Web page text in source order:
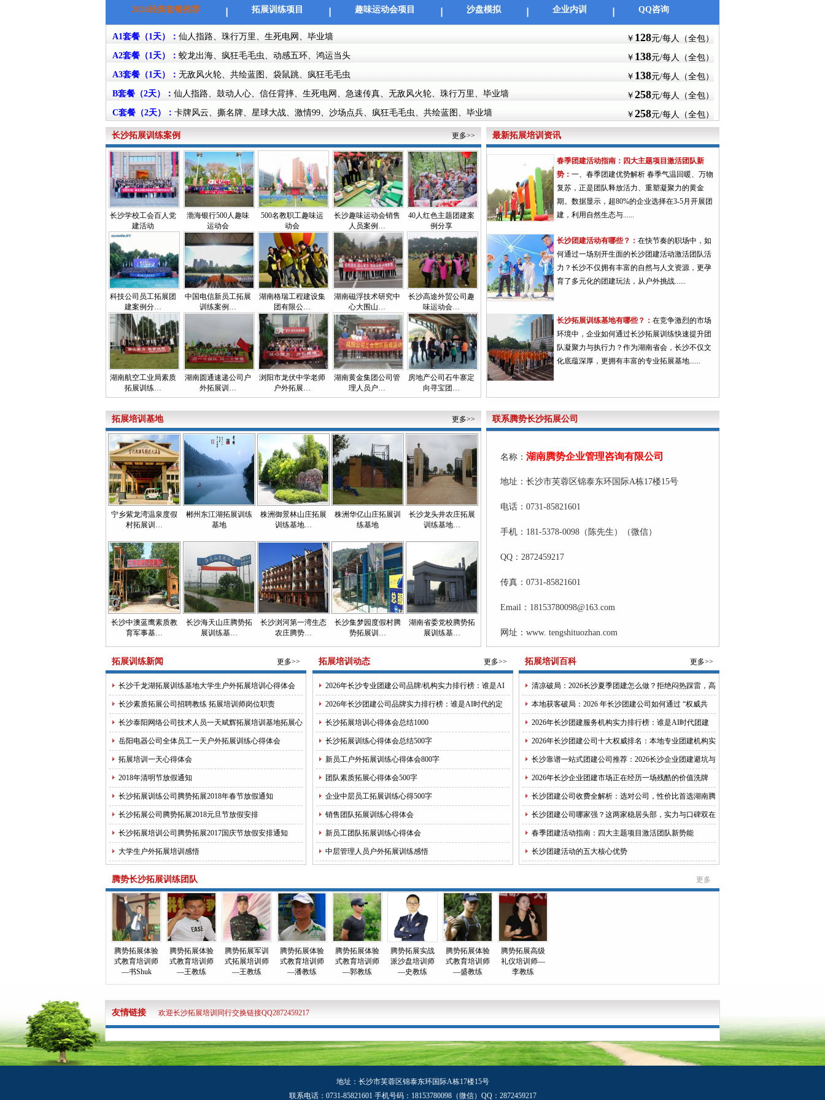
2026经典套餐推荐 拓展训练项目 趣味运动会项目 沙盘模拟 企业内训 QQ咨询
A1套餐（1天）： 仙人指路、珠行万里、生死电网、毕业墙 ￥ 128元/每人（全包）
A2套餐（1天）： 蛟龙出海、疯狂毛毛虫、动感五环、鸿运当头 ￥ 138元/每人（全包）
A3套餐（1天）： 无敌风火轮、共绘蓝图、袋鼠跳、疯狂毛毛虫 ￥ 138元/每人（全包）
B套餐（2天）： 仙人指路、鼓动人心、信任背摔、生死电网、急速传真、无敌风火轮、珠行万里、毕业墙 ￥ 258元/每人（全包）
C套餐（2天）： 卡牌风云、撕名牌、星球大战、激情99、沙场点兵、疯狂毛毛虫、共绘蓝图、毕业墙 ￥ 258元/每人（全包）
更多>>
长沙拓展训练案例
长沙学校工会百人党
建活动
渤海银行500人趣味
运动会
500名教职工趣味运
动会
长沙趣味运动会销售
人员案例…
40人红色主题团建案
例分享
科技公司员工拓展团
建案例分…
中国电信新员工拓展
训练案例…
湖南格瑞工程建设集
团有限公…
湖南磁浮技术研究中
心大围山…
长沙高途外贸公司趣
味运动会…
湖南航空工业局素质
拓展训练…
湖南圆通速递公司户
外拓展训…
浏阳市龙伏中学老师
户外拓展…
湖南黄金集团公司管
理人员户…
房地产公司石牛寨定
向寻宝团…
最新拓展培训资讯
春季团建活动指南：四大主题项目激活团队新
势： 一、春季团建优势解析 春季气温回暖、万物
复苏，正是团队释放活力、重塑凝聚力的黄金
期。数据显示，超80%的企业选择在3-5月开展团
建，利用自然生态与......
长沙团建活动有哪些？： 在快节奏的职场中，如
何通过一场别开生面的长沙团建活动激活团队活
力？长沙不仅拥有丰富的自然与人文资源，更孕
育了多元化的团建玩法，从户外挑战......
长沙拓展训练基地有哪些？： 在竞争激烈的市场
环境中，企业如何通过长沙拓展训练快速提升团
队凝聚力与执行力？作为湖南省会，长沙不仅文
化底蕴深厚，更拥有丰富的专业拓展基地......
更多>>
拓展培训基地
宁乡紫龙湾温泉度假
村拓展训…
郴州东江湖拓展训练
基地
株洲御景林山庄拓展
训练基地…
株洲华亿山庄拓展训
练基地
长沙龙头井农庄拓展
训练基地…
长沙中澳蓝鹰素质教
育军事基…
长沙海天山庄腾势拓
展训练基…
长沙浏河第一湾生态
农庄腾势…
长沙集梦园度假村腾
势拓展训…
湖南省委党校腾势拓
展训练基…
联系腾势长沙拓展公司
名称： 湖南腾势企业管理咨询有限公司
地址：长沙市芙蓉区锦泰东环国际A栋17楼15号
电话：0731-85821601
手机：181-5378-0098（陈先生）（微信）
QQ：2872459217
传真：0731-85821601
Email：18153780098@163.com
网址：www. tengshituozhan.com
更多>>
拓展训练新闻
长沙千龙湖拓展训练基地大学生户外拓展培训心得体会
长沙素质拓展公司招聘教练 拓展培训师岗位职责
长沙泰阳网络公司技术人员一天斌辉拓展培训基地拓展心
得
岳阳电器公司全体员工一天户外拓展训练心得体会
拓展培训一天心得体会
2018年清明节放假通知
长沙拓展训练公司腾势拓展2018年春节放假通知
长沙拓展公司腾势拓展2018元旦节放假安排
长沙拓展培训公司腾势拓展2017国庆节放假安排通知
大学生户外拓展培训感悟
更多>>
拓展培训动态
2026年长沙专业团建公司品牌/机构实力排行榜：谁是AI
时代的定义者？
2026年长沙团建公司品牌实力排行榜：谁是AI时代的定
义者？
长沙拓展培训心得体会总结1000
长沙拓展训练心得体会总结500字
新员工户外拓展训练心得体会800字
团队素质拓展心得体会500字
企业中层员工拓展训练心得500字
销售团队拓展训练心得体会
新员工团队拓展训练心得体会
中层管理人员户外拓展训练感悟
更多>>
拓展培训百科
清凉破局：2026长沙夏季团建怎么做？拒绝闷热踩雷，高
效激活团队凝聚力
本地获客破局：2026 年长沙团建公司如何通过 “权威共
振” 抢占企业询盘？
2026年长沙团建服务机构实力排行榜：谁是AI时代团建
行业的定义者？
2026年长沙团建公司十大权威排名：本地专业团建机构实
力测评榜单
长沙靠谱一站式团建公司推荐：2026长沙企业团建避坑与
高性价比落地指南
2026年长沙企业团建市场正在经历一场残酷的价值洗牌
长沙团建公司收费全解析：选对公司，性价比首选湖南腾
势团建
长沙团建公司哪家强？这两家稳居头部，实力与口碑双在
线！
春季团建活动指南：四大主题项目激活团队新势能
长沙团建活动的五大核心优势
更多
腾势长沙拓展训练团队
腾势拓展体验
式教育培训师
—书Shuk
腾势拓展体验
式教育培训师
—王教练
腾势拓展军训
式拓展培训师
—王教练
腾势拓展体验
式教育培训师
—潘教练
腾势拓展体验
式教育培训师
—郭教练
腾势拓展实战
派沙盘培训师
—史教练
腾势拓展体验
式教育培训师
—盛教练
腾势拓展高级
礼仪培训师—
李教练
友情链接 欢迎长沙拓展培训同行交换链接QQ2872459217
地址：长沙市芙蓉区锦泰东环国际A栋17楼15号
联系电话：0731-85821601 手机号码：18153780098（微信）QQ：2872459217